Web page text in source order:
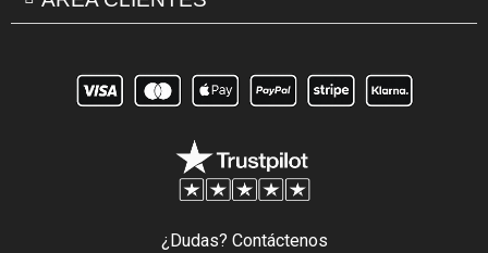
¿Dudas? Contáctenos